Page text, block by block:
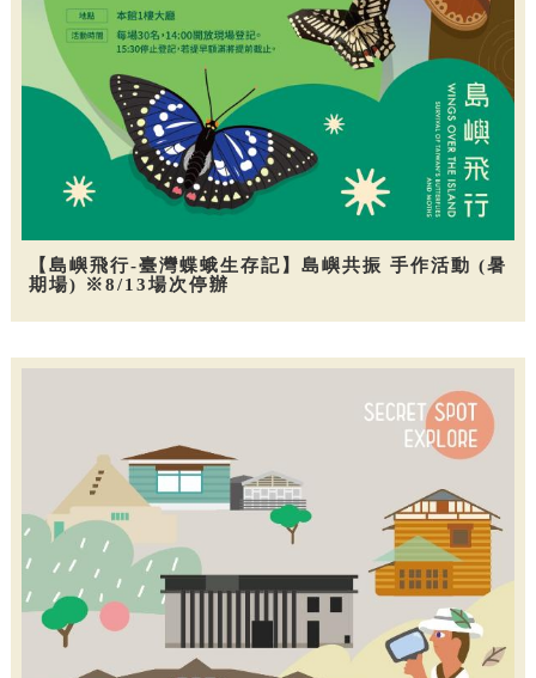
【島嶼飛行-臺灣蝶蛾生存記】島嶼共振 手作活動 (暑
期場) ※8/13場次停辦